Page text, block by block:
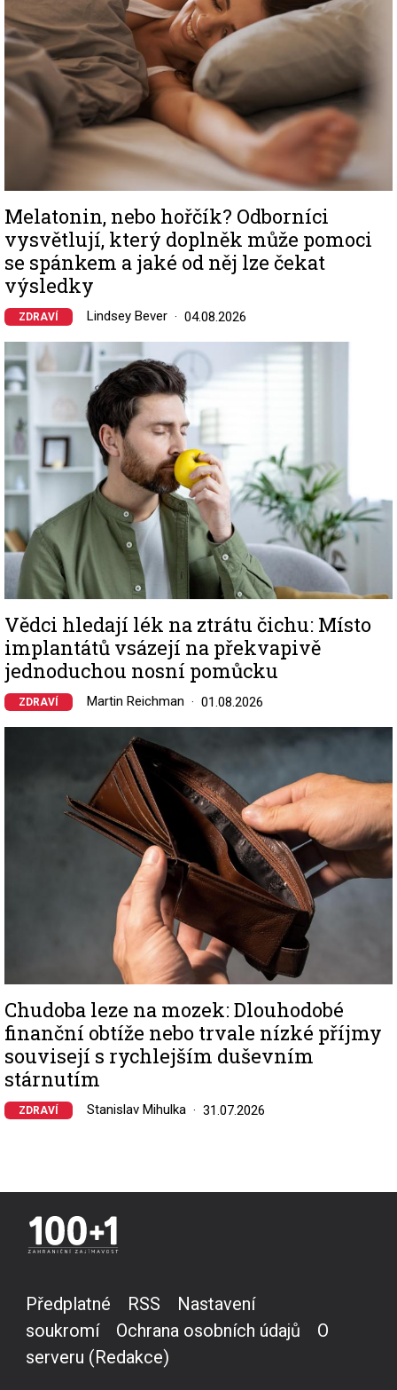
Melatonin, nebo hořčík? Odborníci
vysvětlují, který doplněk může pomoci
se spánkem a jaké od něj lze čekat
výsledky
ZDRAVÍ Lindsey Bever 04.08.2026
Image
Vědci hledají lék na ztrátu čichu: Místo
implantátů vsázejí na překvapivě
jednoduchou nosní pomůcku
ZDRAVÍ Martin Reichman 01.08.2026
Chudoba leze na mozek: Dlouhodobé
finanční obtíže nebo trvale nízké příjmy
souvisejí s rychlejším duševním
stárnutím
ZDRAVÍ Stanislav Mihulka 31.07.2026
Předplatné RSS
Nastavení
soukromí
Ochrana osobních údajů
O
serveru (Redakce)